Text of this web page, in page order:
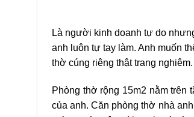
Là người kinh doanh tự do
anh luôn tự tay làm. Anh muốn
thờ cúng riêng thật trang nghiêm.
Phòng thờ rộng 15m2 nằm
của anh. Căn phòng thờ nhà